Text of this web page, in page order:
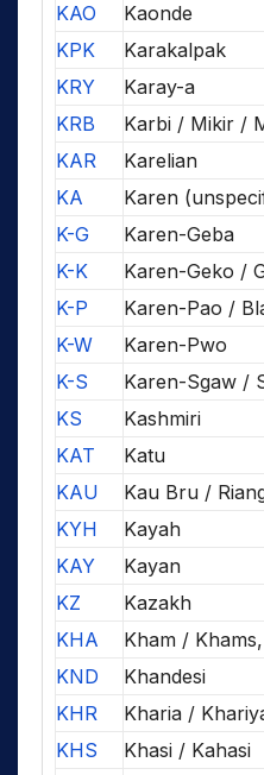
KAO
Kaonde
KPK
Karakalpak
KRY
Karay-a
KRB
Karbi / Mikir /
KAR
Karelian
KA
Karen
K-G
Karen-Geba
K-K
Karen-Geko /
K-P
Karen-Pao /
K-W
Karen-Pwo
K-S
Karen-Sgaw /
KS
Kashmiri
KAT
Katu
KAU
Kau Bru /
KYH
Kayah
KAY
Kayan
KZ
Kazakh
KHA
Kham /
KND
Khandesi
KHR
Kharia /
KHS
Khasi / Kahasi